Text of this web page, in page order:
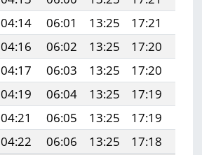
04:14 06:01 13:25 17:21
04:16 06:02 13:25 17:20
04:17 06:03 13:25 17:20
04:19 06:04 13:25 17:19
04:21 06:05 13:25 17:19
04:22 06:06 13:25 17:18